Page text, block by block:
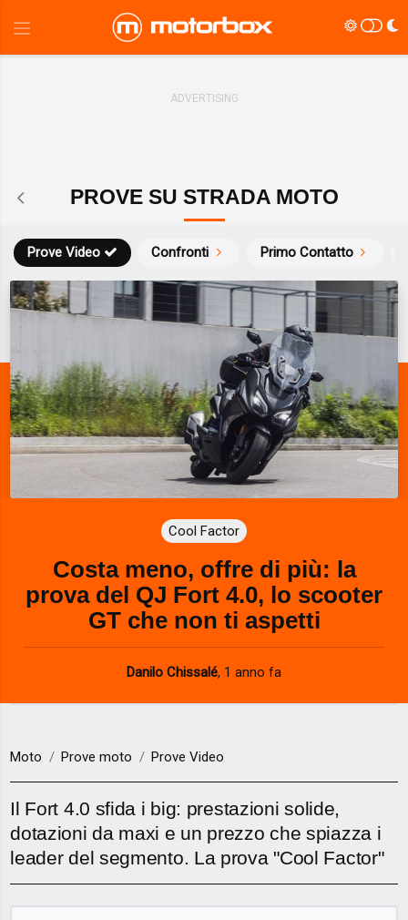
PROVE SU STRADA MOTO
Prove Video Confronti Primo Contatto
Cool Factor
Costa meno, offre di più: la
prova del QJ Fort 4.0, lo scooter
GT che non ti aspetti
Danilo Chissalé, 1 anno fa
Moto Prove moto Prove Video
Il Fort 4.0 sfida i big: prestazioni solide,
dotazioni da maxi e un prezzo che spiazza i
leader del segmento. La prova "Cool Factor"